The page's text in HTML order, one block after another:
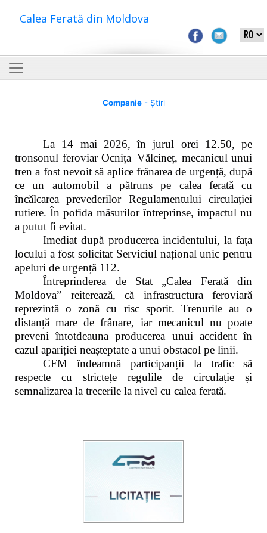
Calea Ferată din Moldova
Companie- Știri
La 14 mai 2026, în jurul orei 12.50, pe
tronsonul feroviar Ocnița–Vălcineț, mecanicul unui
tren a fost nevoit să aplice frânarea de urgență, după
ce un automobil a pătruns pe calea ferată cu
încălcarea prevederilor Regulamentului circulației
rutiere. În pofida măsurilor întreprinse, impactul nu
a putut fi evitat.
Imediat după producerea incidentului, la fața
locului a fost solicitat Serviciul național unic pentru
apeluri de urgență 112.
Întreprinderea de Stat „Calea Ferată din
Moldova” reiterează, că infrastructura feroviară
reprezintă o zonă cu risc sporit. Trenurile au o
distanță mare de frânare, iar mecanicul nu poate
preveni întotdeauna producerea unui accident în
cazul apariției neașteptate a unui obstacol pe linii.
CFM îndeamnă participanții la trafic să
respecte cu strictețe regulile de circulație și
semnalizarea la trecerile la nivel cu calea ferată.